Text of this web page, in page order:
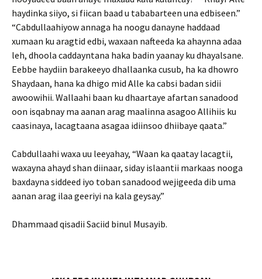
haydinka siiyo, si fiican baad u tababarteen una edbiseen.”
“Cabdullaahiyow annaga ha noogu danayne haddaad
xumaan ku aragtid edbi, waxaan nafteeda ka ahaynna adaa
leh, dhoola caddayntana haka badin yaanay ku dhayalsane.
Eebbe haydiin barakeeyo dhallaanka cusub, ha ka dhowro
Shaydaan, hana ka dhigo mid Alle ka cabsi badan sidii
awoowihii. Wallaahi baan ku dhaartaye afartan sanadood
oon isqabnay ma aanan arag maalinna asagoo Allihiis ku
caasinaya, lacagtaana asagaa idiinsoo dhiibaye qaata.”
Cabdullaahi waxa uu leeyahay, “Waan ka qaatay lacagtii,
waxayna ahayd shan diinaar, siday islaantii markaas nooga
baxdayna siddeed iyo toban sanadood wejigeeda dib uma
aanan arag ilaa geeriyi na kala geysay.”
Dhammaad qisadii Saciid binul Musayib.